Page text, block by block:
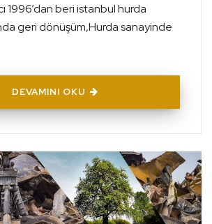
1996’dan beri istanbul hurda
geri dönüşüm,Hurda sanayinde
DEVAMINI OKU